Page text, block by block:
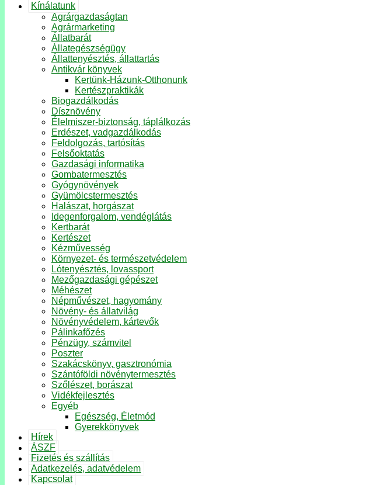
Kínálatunk
Agrárgazdaságtan
Agrármarketing
Állatbarát
Állategészségügy
Állattenyésztés, állattartás
Antikvár könyvek
Kertünk-Házunk-Otthonunk
Kertészpraktikák
Biogazdálkodás
Dísznövény
Élelmiszer-biztonság, táplálkozás
Erdészet, vadgazdálkodás
Feldolgozás, tartósítás
Felsőoktatás
Gazdasági informatika
Gombatermesztés
Gyógynövények
Gyümölcstermesztés
Halászat, horgászat
Idegenforgalom, vendéglátás
Kertbarát
Kertészet
Kézművesség
Környezet- és természetvédelem
Lótenyésztés, lovassport
Mezőgazdasági gépészet
Méhészet
Népművészet, hagyomány
Növény- és állatvilág
Növényvédelem, kártevők
Pálinkafőzés
Pénzügy, számvitel
Poszter
Szakácskönyv, gasztronómia
Szántóföldi növénytermesztés
Szőlészet, borászat
Vidékfejlesztés
Egyéb
Egészség, Életmód
Gyerekkönyvek
Hírek
ÁSZF
Fizetés és szállítás
Adatkezelés, adatvédelem
Kapcsolat